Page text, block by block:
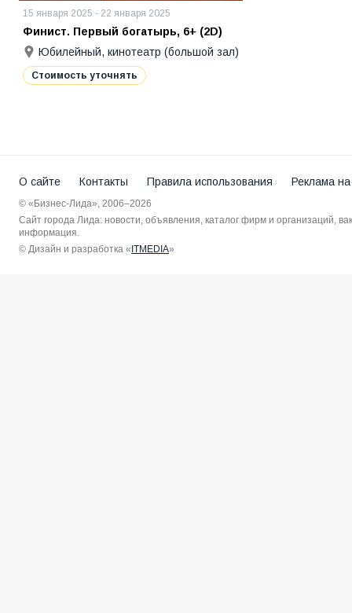
15 января 2025 - 22 января 2025
Финист. Первый богатырь, 6+ (2D)
Юбилейный, кинотеатр (большой зал)
Стоимость уточнять
О сайте Контакты Правила использования Реклама
© «Бизнес-Лида», 2006–2026
Сайт города Лида: новости, объявления, каталог фирм и организаций,
информация.
© Дизайн и разработка « ITMEDIA»